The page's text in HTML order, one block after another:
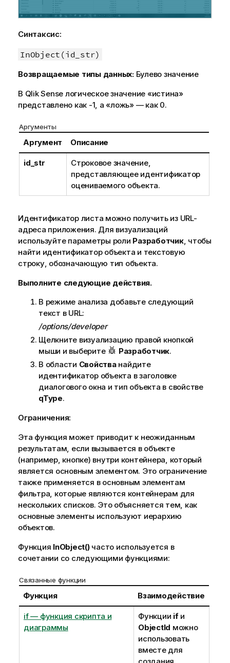
Синтаксис:
InObject(id_str)
Возвращаемые типы данных: Булево значение
В Qlik Sense логическое значение «истина»
представлено как -1, а «ложь» — как 0.
Аргументы
Аргумент Описание
id_str
Строковое значение,
представляющее идентификатор
оцениваемого объекта.
Идентификатор листа можно получить из URL-
адреса приложения. Для визуализаций
используйте параметры роли Разработчик, чтобы
найти идентификатор объекта и текстовую
строку, обозначающую тип объекта.
Выполните следующие действия.
В режиме анализа добавьте следующий
текст в URL:
/options/developer
Щелкните визуализацию правой кнопкой
мыши и выберите
Разработчик.
В области Свойстванайдите
идентификатор объекта в заголовке
диалогового окна и тип объекта в свойстве
qType.
Ограничения:
Эта функция может приводит к неожиданным
результатам, если вызывается в объекте
(например, кнопке) внутри контейнера, который
является основным элементом. Это ограничение
также применяется в основным элементам
фильтра, которые являются контейнерам для
нескольких списков. Это объясняется тем, как
основные элементы используют иерархию
объектов.
Функция InObject()часто используется в
сочетании со следующими функциями:
Связанные функции
Функция Взаимодействие
if — функция скриптa и
диаграммы
Функции ifи
ObjectId можно
использовать
вместе для
создания